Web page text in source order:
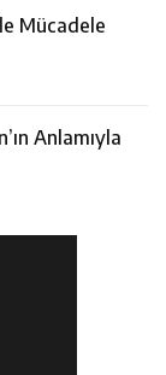
Mücadele
Anlamıyla